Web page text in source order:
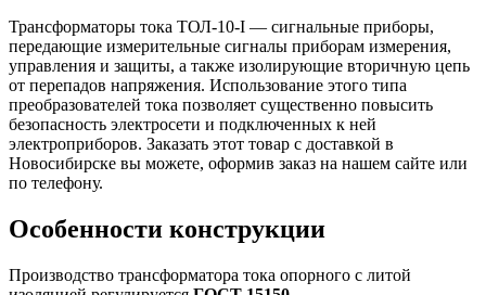
Трансформаторы тока ТОЛ-10-I — сигнальные приборы,
передающие измерительные сигналы приборам измерения,
управления и защиты, а также изолирующие вторичную цепь
от перепадов напряжения. Использование этого типа
преобразователей тока позволяет существенно повысить
безопасность электросети и подключенных к ней
электроприборов. Заказать этот товар с доставкой в
Новосибирске вы можете, оформив заказ на нашем сайте или
по телефону.
Особенности конструкции
Производство трансформатора тока опорного с литой